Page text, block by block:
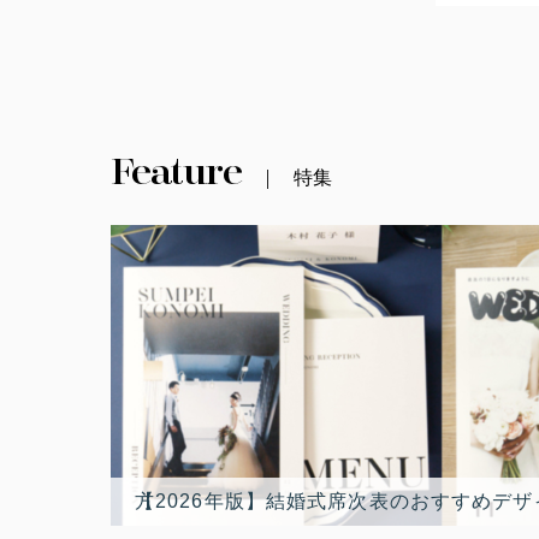
Feature 特集
【2026年版】結婚式席次表のおすすめデザイン10選！最新トレンド人気席次表デザインランキングと選び方